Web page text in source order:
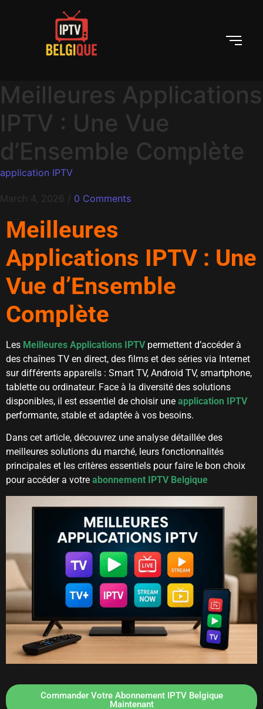
Meilleures Applications
IPTV : Une Vue
d’Ensemble Complète
application IPTV
March 4, 2026 / 0 Comments
Meilleures
Applications IPTV : Une
Vue d’Ensemble
Complète
Les Meilleures Applications IPTV permettent d’accéder à
des chaînes TV en direct, des films et des séries via Internet
sur différents appareils : Smart TV, Android TV, smartphone,
tablette ou ordinateur. Face à la diversité des solutions
disponibles, il est essentiel de choisir une application IPTV
performante, stable et adaptée à vos besoins.
Dans cet article, découvrez une analyse détaillée des
meilleures solutions du marché, leurs fonctionnalités
principales et les critères essentiels pour faire le bon choix
pour accéder a votre abonnement IPTV Belgique
Commander Votre Abonnement IPTV Belgique
Maintenant